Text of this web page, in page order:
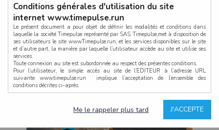
CONNEXION
Conditions générales d'utilisation du site
internet www.timepulse.run
Le présent document a pour objet de définir les modalités et conditions dans
laquelle la société Timepulse représenté par SAS Timepulse,met à disposition de
ses utilisateurs le site www.Timepulse.run, et les services disponibles sur le site
et d’autre part, la manière par laquelle l’utilisateur accède au site et utilise ses
services.
Toute connexion au site est subordonnée au respect des présentes conditions.
Pour l’utilisateur, le simple accès au site de l’EDITEUR à l’adresse URL
suivante www.timepulse.run implique l’acceptation de l’ensemble des
conditions décrites ci-après.
La structure générale du site www.timepulse.run, par quelque procédé que ce
soit, sans l'autorisation préalable et par écrit de Fourcherot Mickael et/ou de ses
J'ACCEPTE
Me le rappeler plus tard